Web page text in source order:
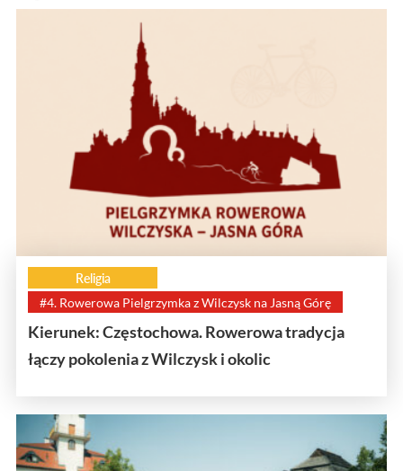
Religia
#4. Rowerowa Pielgrzymka z Wilczysk na Jasną Górę
Kierunek: Częstochowa. Rowerowa tradycja
łączy pokolenia z Wilczysk i okolic